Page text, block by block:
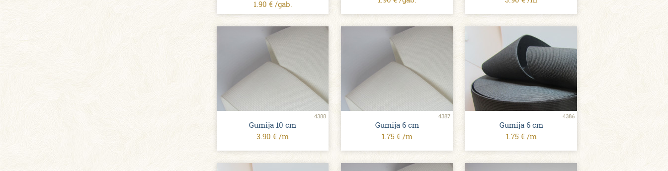
1.90 € /gab.
4388
Gumija 10 сm
3.90 € /m
4387
Gumija 6 сm
1.75 € /m
4386
Gumija 6 сm
1.75 € /m